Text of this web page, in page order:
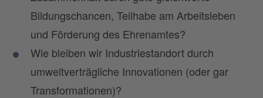
Bildungschancen, Teilhabe am Arbeitsleben
und Förderung des Ehrenamtes?
Wie bleiben wir Industriestandort durch
umweltverträgliche Innovationen (oder gar
Transformationen)?